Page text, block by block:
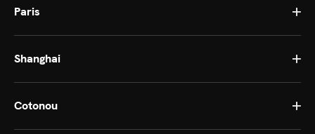
Paris
Shanghai
Cotonou